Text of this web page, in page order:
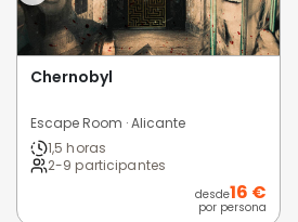
Chernobyl
Escape Room · Alicante
1,5 horas
2-9 participantes
desde16 €
por persona